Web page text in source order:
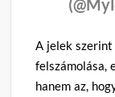
A jelek
felszámolása,
hanem az,